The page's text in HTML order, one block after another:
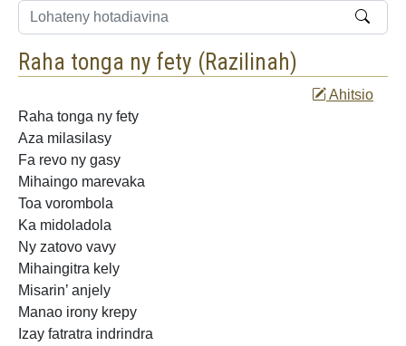
Raha tonga ny fety (Razilinah)
Ahitsio
Raha tonga ny fety
Aza milasilasy
Fa revo ny gasy
Mihaingo marevaka
Toa vorombola
Ka midoladola
Ny zatovo vavy
Mihaingitra kely
Misarin’ anjely
Manao irony krepy
Izay fatratra indrindra